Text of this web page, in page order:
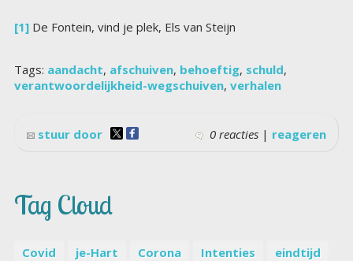
[1]De Fontein, vind je plek, Els van Steijn
Tags: aandacht, afschuiven, behoeftig, schuld,
verantwoordelijkheid-wegschuiven, verhalen
0 reacties | reageren
stuur door
Tag Cloud
Covid je-Hart Corona Intenties
eindtijd